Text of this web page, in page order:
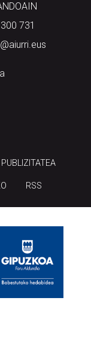
731
PUBLIZITATEA
RSS